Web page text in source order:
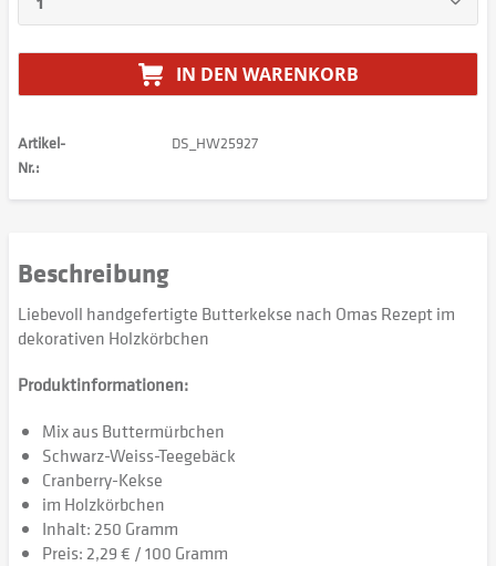
IN DEN WARENKORB
Artikel-
Nr.:
DS_HW25927
Beschreibung
Liebevoll handgefertigte Butterkekse nach Omas Rezept im
dekorativen Holzkörbchen
Produktinformationen:
Mix aus Buttermürbchen
Schwarz-Weiss-Teegebäck
Cranberry-Kekse
im Holzkörbchen
Inhalt: 250 Gramm
Preis: 2,29 € / 100 Gramm